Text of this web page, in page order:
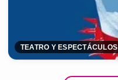
TEATRO Y ESPECTÁCULOS